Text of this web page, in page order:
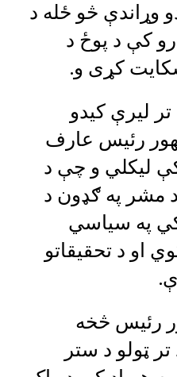
وړاندې څو ځله د
کې د پوځ د
کړی و.
لیرې کیدو
رئیس عارف
لیکلي و چې د
مشر په ګډون د
په سیاسي
او د تحقیقاتو
رئیس څخه
ټولو د ستر